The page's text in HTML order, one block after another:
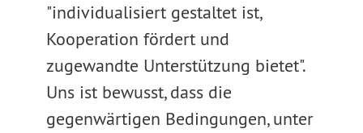
"individualisiert gestaltet ist,
Kooperation fördert und
zugewandte Unterstützung bietet".
Uns ist bewusst, dass die
gegenwärtigen Bedingungen, unter